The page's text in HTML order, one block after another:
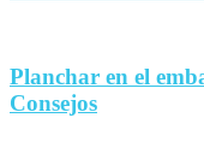
Planchar en el
Consejos